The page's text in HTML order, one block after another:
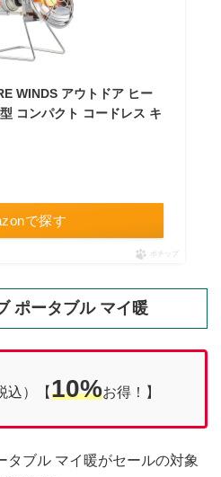
WINDS アウトドア ヒー
コンパクト コードレス キ
で探す
ポチップ
ポータブル マイ暖
込）【10%お得！】
タブル マイ暖がセールの対象